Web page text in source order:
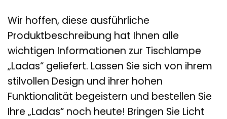
Wir hoffen, diese ausführliche
Produktbeschreibung hat Ihnen alle
wichtigen Informationen zur Tischlampe
„Ladas“ geliefert. Lassen Sie sich von ihrem
stilvollen Design und ihrer hohen
Funktionalität begeistern und bestellen Sie
Ihre „Ladas“ noch heute! Bringen Sie Licht